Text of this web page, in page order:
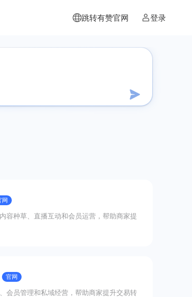
跳转有赞官网 登录
网
容种草、直播互动和会员运营，帮助商家提
官网
会员管理和私域经营，帮助商家提升交易转